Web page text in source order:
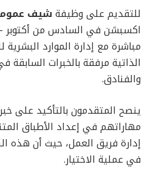
للتقديم على وظيفةشيف
اكسبشن في السادس من أكتوبر –
مباشرة مع إدارة الموارد
الذاتية مرفقة بالخبرات
والفنادق.
ينصح المتقدمون بالتأكيد على
مهاراتهم في إعداد الأطباق
إدارة فريق العمل، حيث أن هذه
في عملية الاختيار.